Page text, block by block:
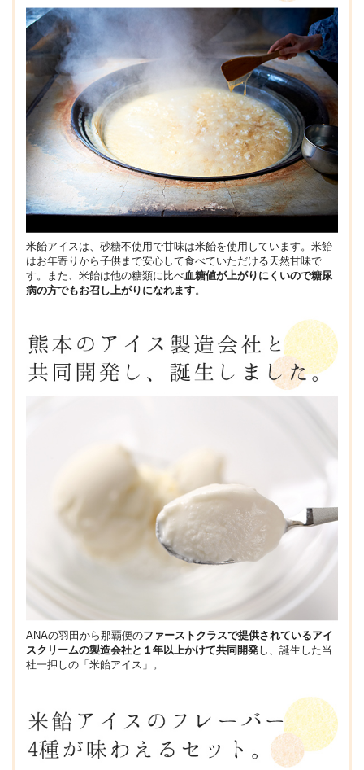
米飴アイスは、砂糖不使用で甘味は米飴を使用しています。米飴
はお年寄りから子供まで安心して食べていただける天然甘味で
す。また、米飴は他の糖類に比べ血糖値が上がりにくいので糖尿
病の方でもお召し上がりになれます。
ANAの羽田から那覇便のファーストクラスで提供されているアイ
スクリームの製造会社と１年以上かけて共同開発し、誕生した当
社一押しの「米飴アイス」。